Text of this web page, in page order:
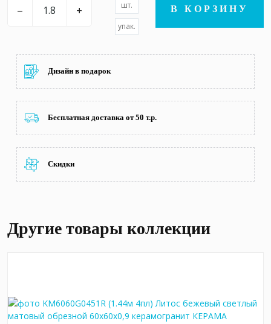
– + шт.
упак.
В КОРЗИНУ
Дизайн в подарок
Бесплатная доставка от 50 т.р.
Скидки
Другие товары коллекции